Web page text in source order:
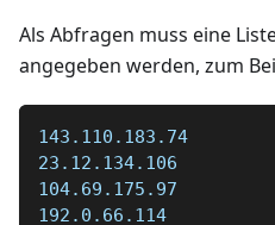
Als Abfragen muss eine
angegeben werden, zum
143.110.183.74
23.12.134.106
104.69.175.97
192.0.66.114